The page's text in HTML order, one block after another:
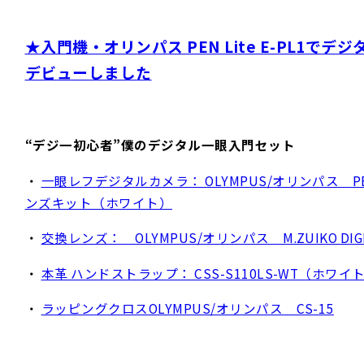
★入門機・オリンパス PEN Lite E-PL1でデジ
デビューしました
“デジ一初心者”僕のデジタル一眼入門セット
・ 一眼レフデジタルカメラ： OLYMPUS/オリンパス
ンズキット（ホワイト）
・ 交換レンズ： OLYMPUS/オリンパス M.ZUIKO
・ 本革 ハンドストラップ： CSS-S110LS-WT（ホワイ
・ ラッピングクロスOLYMPUS/オリンパス CS-15